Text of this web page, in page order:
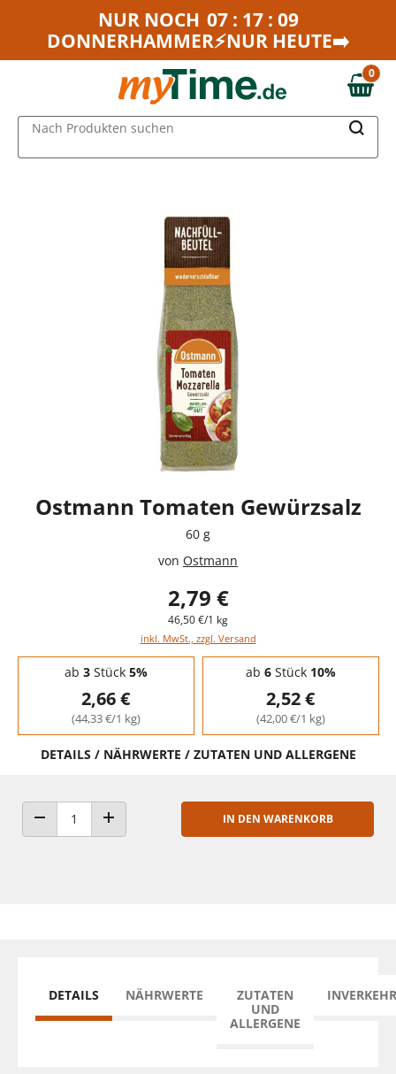
Zum Hauptinhalt springen
Zur Navigation springen
NUR NOCH 07 : 17 : 09
DONNERHAMMER⚡NUR HEUTE➡️
0,00 €
0
Nach Produkten suchen
Ostmann Tomaten Gewürzsalz
60 g
von Ostmann
2,79 €
46,50 €/1 kg
inkl. MwSt., zzgl. Versand
Staffelpreise - Mengenrabatt
ab 3Stück 5%
2,66 €
(44,33 €/1 kg)
ab 6Stück 10%
2,52 €
(42,00 €/1 kg)
DETAILS / NÄHRWERTE / ZUTATEN UND ALLERGENE
ANZAHL VERRINGERNANZAHL ERHÖHEN
IN DEN WARENKORB
DETAILS NÄHRWERTE
ZUTATEN
UND
ALLERGENE